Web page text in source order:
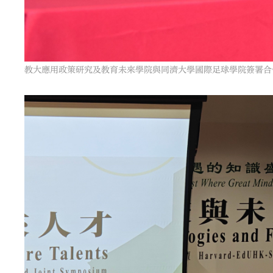
教大應用政策研究及教育未來學院與同濟大學國際足球學院簽署